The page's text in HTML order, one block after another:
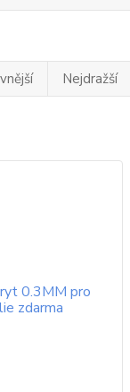
Nejdražší